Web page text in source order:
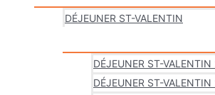
DÉJEUNER ST-VALENTIN
DÉJEUNER ST-
DÉJEUNER ST-